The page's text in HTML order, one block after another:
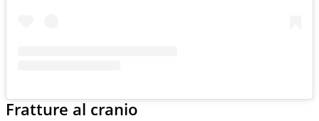
Fratture al cranio